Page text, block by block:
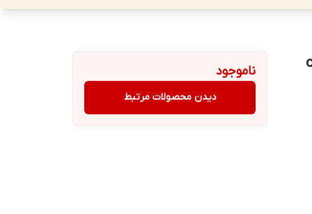
ناموجود
دیدن محصولات مرتبط